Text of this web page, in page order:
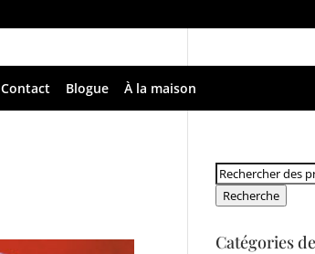
Contact Blogue À la maison
Rechercher:
Recherche
Catégories